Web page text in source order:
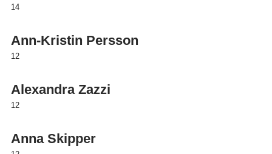
14
Ann-Kristin Persson
12
Alexandra Zazzi
12
Anna Skipper